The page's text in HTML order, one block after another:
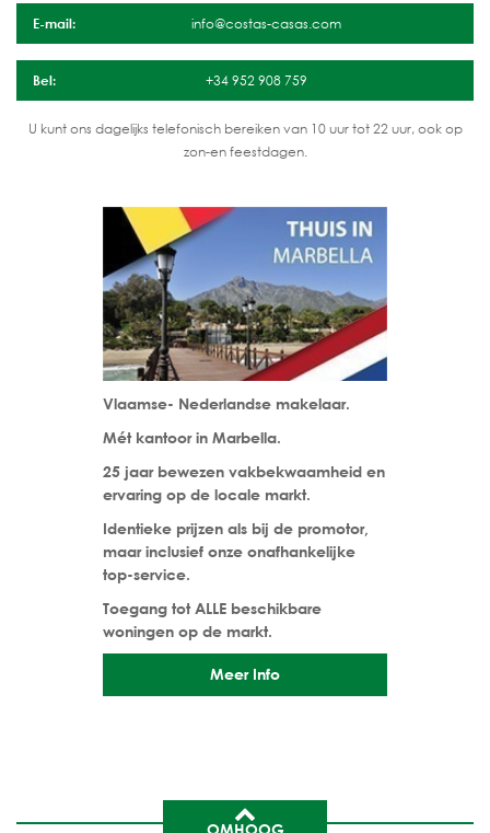
E-mail: info@costas-casas.com
Bel: +34 952 908 759
U kunt ons dagelijks telefonisch bereiken van 10 uur tot 22 uur, ook op
zon-en feestdagen.
Vlaamse- Nederlandse makelaar.
Mét kantoor in Marbella.
25 jaar bewezen vakbekwaamheid en
ervaring op de locale markt.
Identieke prijzen als bij de promotor,
maar inclusief onze onafhankelijke
top-service.
Toegang tot ALLE beschikbare
woningen op de markt.
Meer Info